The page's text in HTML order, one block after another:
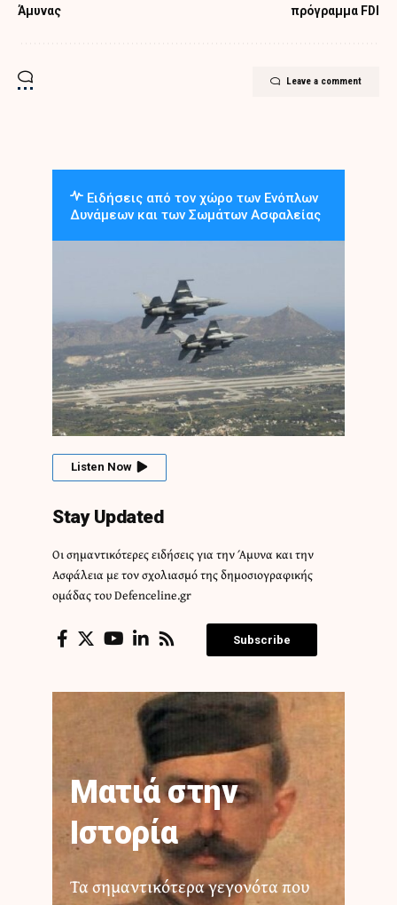
Άμυνας πρόγραμμα FDI
Leave a comment
Ειδήσεις από τον χώρο των Ενόπλων
Δυνάμεων και των Σωμάτων Ασφαλείας
Listen Now
Stay Updated
Οι σημαντικότερες ειδήσεις για την Άμυνα και την
Ασφάλεια με τον σχολιασμό της δημοσιογραφικής
ομάδας του Defenceline.gr
Subscribe
Ματιά στην
Ιστορία
Τα σημαντικότερα γεγονότα που